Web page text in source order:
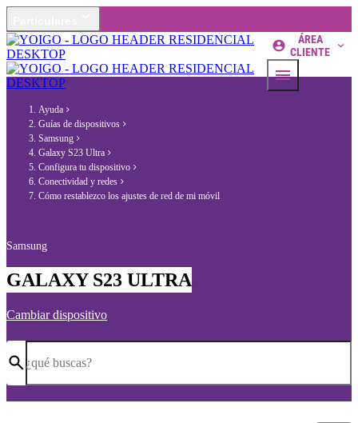
ÁREA
CLIENTE
Ayuda
Guías de dispositivos
Samsung
Galaxy S23 Ultra
Configura tu dispositivo
Conectividad y redes
Cómo restablezco los ajustes de red de mi móvil
Samsung
GALAXY S23 ULTRA
Cambiar dispositivo
¿qué buscas?